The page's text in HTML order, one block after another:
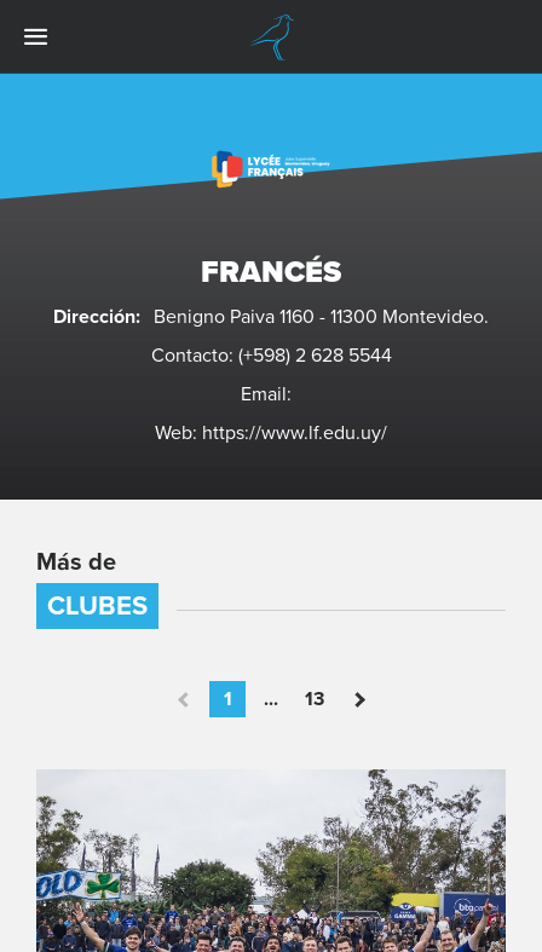
FRANCÉS
Dirección: Benigno Paiva 1160 - 11300 Montevideo.
Contacto: (+598) 2 628 5544
Email:
Web: https://www.lf.edu.uy/
Más de
CLUBES
1 ... 13